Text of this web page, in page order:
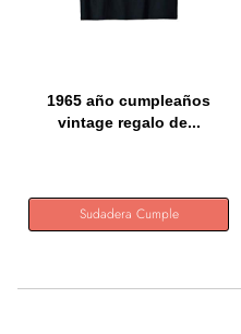
1965 año cumpleaños
vintage regalo de...
Sudadera Cumple